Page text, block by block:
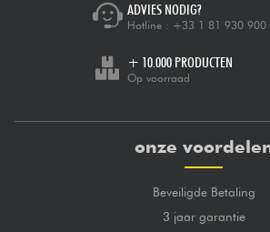
ADVIES NODIG?
Hotline : +33 1 81 930 900
+ 10.000 PRODUCTEN
Op voorraad
onze
Beveiligde Betaling
3 jaar garantie